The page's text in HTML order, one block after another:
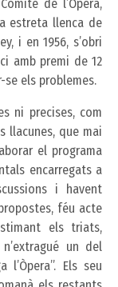
de l’Òpera,
estreta llenca de
i en 1956, s’obri
amb premi de 12
se els problemes.
ni precises, com
llacunes, que mai
el programa
encarregats a
i havent
féu acte
els triats,
un del
Els seu